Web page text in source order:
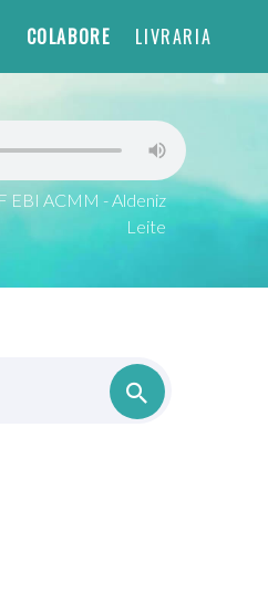
COLABORE LIVRARIA
EBI ACMM - Aldeniz
Leite